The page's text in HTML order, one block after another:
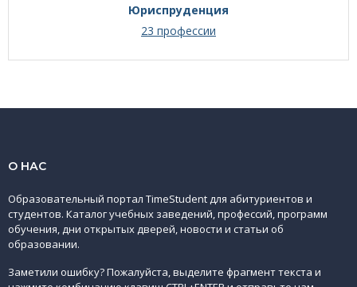
Юриспруденция
23 профессии
О НАС
Образовательный портал TimeStudent для абитуриентов и
студентов. Каталог учебных заведений, профессий, программ
обучения, дни открытых дверей, новости и статьи об
образовании.
Заметили ошибку? Пожалуйста, выделите фрагмент текста и